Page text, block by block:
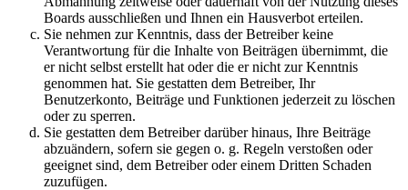
Boards ausschließen und Ihnen ein Hausverbot erteilen.
Sie nehmen zur Kenntnis, dass der Betreiber keine
Verantwortung für die Inhalte von Beiträgen übernimmt, die
er nicht selbst erstellt hat oder die er nicht zur Kenntnis
genommen hat. Sie gestatten dem Betreiber, Ihr
Benutzerkonto, Beiträge und Funktionen jederzeit zu löschen
oder zu sperren.
Sie gestatten dem Betreiber darüber hinaus, Ihre Beiträge
abzuändern, sofern sie gegen o. g. Regeln verstoßen oder
geeignet sind, dem Betreiber oder einem Dritten Schaden
zuzufügen.